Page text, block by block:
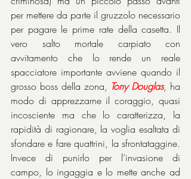
per mettere da parte il gruzzolo necessario
per pagare le prime rate della casetta. Il
vero salto mortale carpiato con
avvitamento che lo rende un reale
spacciatore importante avviene quando il
grosso boss della zona, Tony Douglas, ha
modo di apprezzarne il coraggio, quasi
incosciente ma che lo caratterizza, la
rapidità di ragionare, la voglia esaltata di
sfondare e fare quattrini, la sfrontataggine.
Invece di punirlo per l’invasione di
campo, lo ingaggia e lo mette anche ad